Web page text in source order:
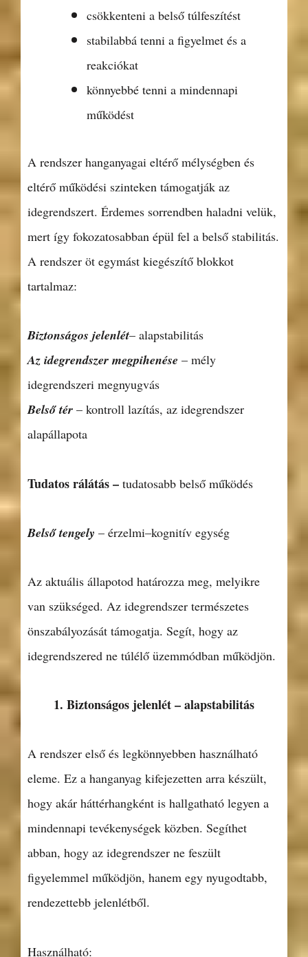
csökkenteni a belső túlfeszítést
stabilabbá tenni a figyelmet és a
reakciókat
könnyebbé tenni a mindennapi
működést
A rendszer hanganyagai eltérő mélységben és
eltérő működési szinteken támogatják az
idegrendszert. Érdemes sorrendben haladni velük,
mert így fokozatosabban épül fel a belső stabilitás.
A rendszer öt egymást kiegészítő blokkot
tartalmaz:
Biztonságos jelenlét– alapstabilitás
Az idegrendszer megpihenése – mély
idegrendszeri megnyugvás
Belső tér – kontroll lazítás, az idegrendszer
alapállapota
Tudatos rálátás – tudatosabb belső működés
Belső tengely – érzelmi–kognitív egység
Az aktuális állapotod határozza meg, melyikre
van szükséged. Az idegrendszer természetes
önszabályozását támogatja. Segít, hogy az
idegrendszered ne túlélő üzemmódban működjön.
1. Biztonságos jelenlét – alapstabilitás
A rendszer első és legkönnyebben használható
eleme. Ez a hanganyag kifejezetten arra készült,
hogy akár háttérhangként is hallgatható legyen a
mindennapi tevékenységek közben. Segíthet
abban, hogy az idegrendszer ne feszült
figyelemmel működjön, hanem egy nyugodtabb,
rendezettebb jelenlétből.
Használható: